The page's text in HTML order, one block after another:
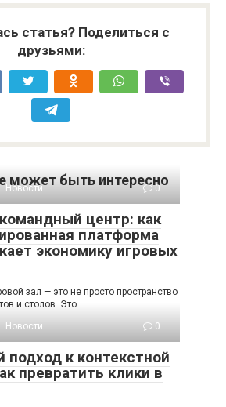
статья? Поделиться с
друзьями:
может быть интересно
Новости 0
центр: как
платформа
экономику игровых
зал — это не просто пространство
и столов. Это
Новости 0
к контекстной
превратить клики в